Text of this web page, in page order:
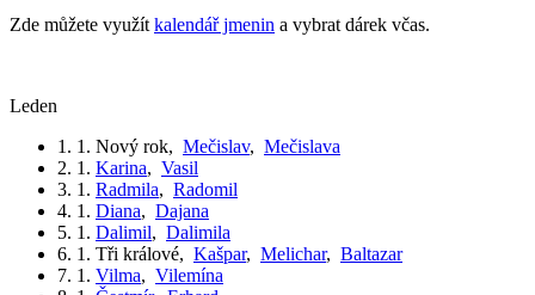
Zde můžete využítkalendář jmenin a vybrat dárek včas.
leden
1. 1. Nový rok, Mečislav, Mečislava
2. 1. Karina, Vasil
3. 1. Radmila, Radomil
4. 1. Diana, Dajana
5. 1. Dalimil, Dalimila
6. 1. Tři králové, Kašpar, Melichar, Baltazar
7. 1. Vilma, Vilemína